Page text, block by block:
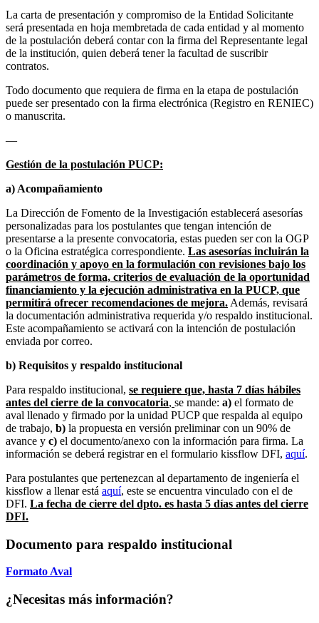
La carta de presentación y compromiso de la Entidad Solicitante
será presentada en hoja membretada de cada entidad y al momento
de la postulación deberá contar con la firma del Representante legal
de la institución, quien deberá tener la facultad de suscribir
contratos.
Todo documento que requiera de firma en la etapa de postulación
puede ser presentado con la firma electrónica (Registro en RENIEC)
o manuscrita.
—
Gestión de la postulación PUCP:
a) Acompañamiento
La Dirección de Fomento de la Investigación establecerá asesorías
personalizadas para los postulantes que tengan intención de
presentarse a la presente convocatoria, estas pueden ser con la OGP
o la Oficina estratégica correspondiente. Las asesorías incluirán la
coordinación y apoyo en la formulación con revisiones bajo los
parámetros de forma, criterios de evaluación de la oportunidad
financiamiento y la ejecución administrativa en la PUCP, que
permitirá ofrecer recomendaciones de mejora. Además, revisará
la documentación administrativa requerida y/o respaldo institucional.
Este acompañamiento se activará con la intención de postulación
enviada por correo.
b) Requisitos y respaldo institucional
Para respaldo institucional, se requiere que, hasta 7 días hábiles
antes del cierre de la convocatoria, se mande: a) el formato de
aval llenado y firmado por la unidad PUCP que respalda al equipo
de trabajo, b) la propuesta en versión preliminar con un 90% de
avance y c) el documento/anexo con la información para firma. La
información se deberá registrar en el formulario kissflow DFI, aquí.
Para postulantes que pertenezcan al departamento de ingeniería el
kissflow a llenar está aquí, este se encuentra vinculado con el de
DFI. La fecha de cierre del dpto. es hasta 5 días antes del cierre
DFI.
Documento para respaldo institucional
Formato Aval
¿Necesitas más información?